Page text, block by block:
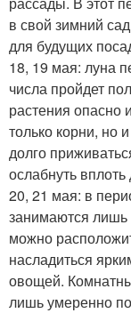
в свой зимний
для будущих
18, 19 мая: луна
числа пройдет
растения опасно
только корни, но
долго
ослабнуть вплоть
20, 21 мая: в
занимаются лишь
можно
насладиться
овощей.
лишь умеренно